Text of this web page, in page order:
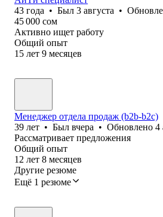
43 года • Был 3 августа •
45 000 сом
Активно ищет работу
Общий опыт
15 лет 9 месяцев
Менеджер отдела продаж (b2b-b2c)
39 лет • Был вчера • Обновлено 4
Рассматривает предложения
Общий опыт
12 лет 8 месяцев
Другие резюме
Ещё 1 резюме